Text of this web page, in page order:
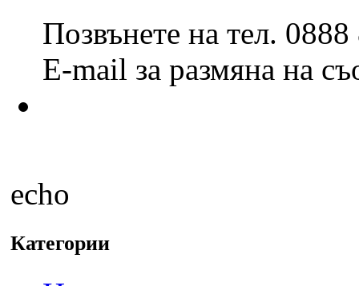
Позвънете на тел.
E-mail за размяна на
echo
Категории